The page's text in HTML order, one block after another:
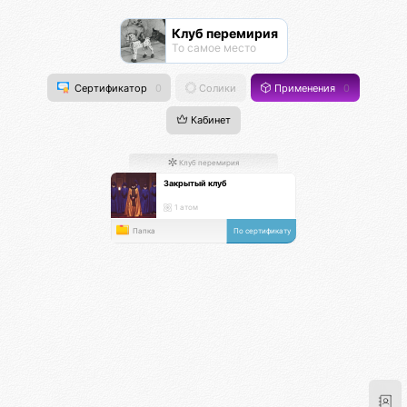
Клуб перемирия
То самое место
Сертификатор 0 Солики Применения 0
Кабинет
Клуб перемирия
Закрытый клуб
1 атом
Папка По сертификату